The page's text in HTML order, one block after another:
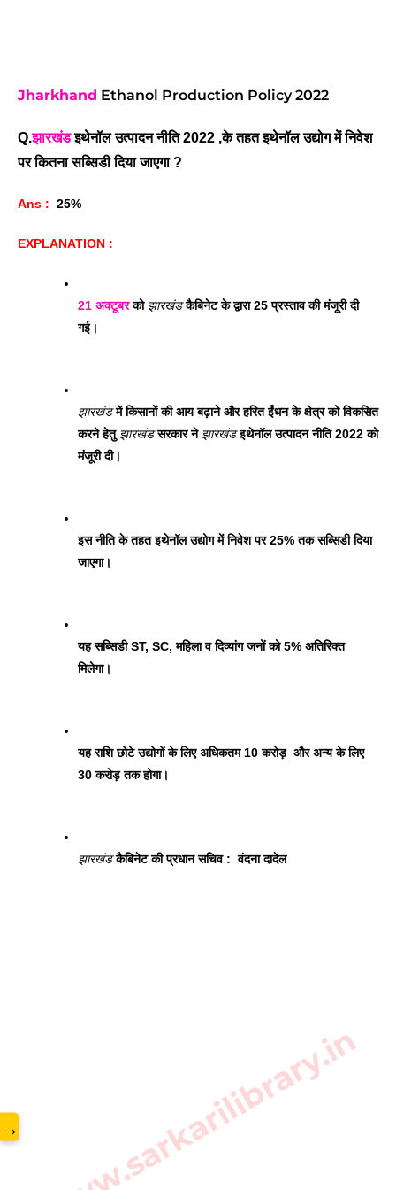
Jharkhand Ethanol Production Policy 2022
Q.झारखंड इथेनॉल उत्पादन नीति 2022 ,के तहत इथेनॉल उद्योग में निवेश
पर कितना सब्सिडी दिया जाएगा ?
Ans : 25%
EXPLANATION :
21 अक्टूबर को झारखंड कैबिनेट के द्वारा 25 प्रस्ताव की मंजूरी दी
गई।
झारखंड में किसानों की आय बढ़ाने और हरित ईंधन के क्षेत्र को विकसित
करने हेतु झारखंड सरकार ने झारखंड इथेनॉल उत्पादन नीति 2022 को
मंजूरी दी।
इस नीति के तहत इथेनॉल उद्योग में निवेश पर 25% तक सब्सिडी दिया
जाएगा।
यह सब्सिडी ST, SC, महिला व दिव्यांग जनों को 5% अतिरिक्त
मिलेगा।
यह राशि छोटे उद्योगों के लिए अधिकतम 10 करोड़  और अन्य के लिए
30 करोड़ तक होगा।
झारखंड कैबिनेट की प्रधान सचिव :  वंदना दादेल
www.sarkarilibrary.in
→